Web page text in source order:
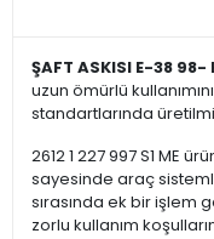
ŞAFT ASKISI E-38 98-
uzun ömürlü
standartlarında
2612 1 227 997 S1 ME
sayesinde araç
sırasında ek bir işlem
zorlu kullanım